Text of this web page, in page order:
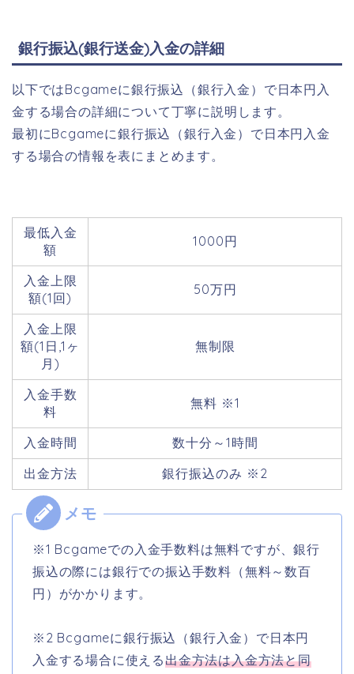
銀行振込(銀行送金)入金の詳細
以下ではBcgameに銀行振込（銀行入金）で日本円入
金する場合の詳細について丁寧に説明します。
最初にBcgameに銀行振込（銀行入金）で日本円入金
する場合の情報を表にまとめます。
最低入金
額
1000円
入金上限
額(1回)
50万円
入金上限
額(1日,1ヶ
月)
無制限
入金手数
料
無料 ※1
入金時間
数十分～1時間
出金方法
銀行振込のみ ※2
※1 Bcgameでの入金手数料は無料ですが、銀行
振込の際には銀行での振込手数料（無料～数百
円）がかかります。
※2 Bcgameに銀行振込（銀行入金）で日本円
入金する場合に使える出金方法は入金方法と同